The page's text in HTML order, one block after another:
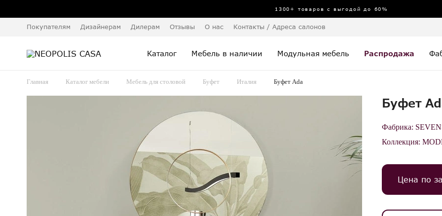
1300+ товаров с выгодой до 60%
Покупателям Дизайнерам Дилерам Отзывы О нас Контакты / Адреса салонов
Каталог Мебель в наличии Модульная мебель Распродажа
Главная Каталог мебели Мебель для столовой Буфет Италия Буфет Ada
Буфет
Фабрика:
Коллекция:
Цена по